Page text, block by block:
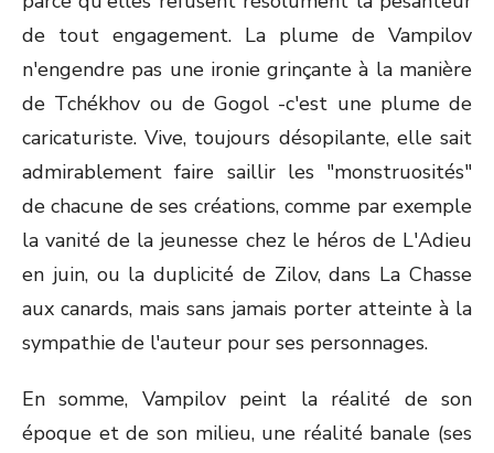
de tout engagement. La plume de Vampilov
n'engendre pas une ironie grinçante à la manière
de Tchékhov ou de Gogol -c'est une plume de
caricaturiste. Vive, toujours désopilante, elle sait
admirablement faire saillir les "monstruosités"
de chacune de ses créations, comme par exemple
la vanité de la jeunesse chez le héros de L'Adieu
en juin, ou la duplicité de Zilov, dans La Chasse
aux canards, mais sans jamais porter atteinte à la
sympathie de l'auteur pour ses personnages.
En somme, Vampilov peint la réalité de son
époque et de son milieu, une réalité banale (ses